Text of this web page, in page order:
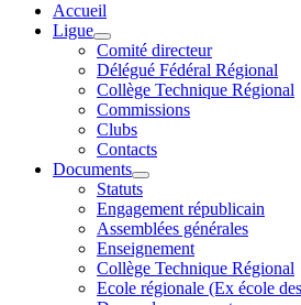
Accueil
Ligue
Comité directeur
Délégué Fédéral Régional
Collège Technique Régional
Commissions
Clubs
Contacts
Documents
Statuts
Engagement républicain
Assemblées générales
Enseignement
Collège Technique Régional
Ecole régionale (Ex école